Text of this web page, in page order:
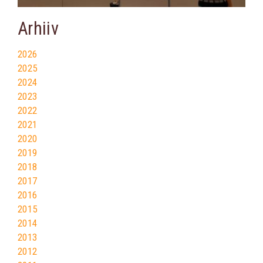
Arhiiv
2026
2025
2024
2023
2022
2021
2020
2019
2018
2017
2016
2015
2014
2013
2012